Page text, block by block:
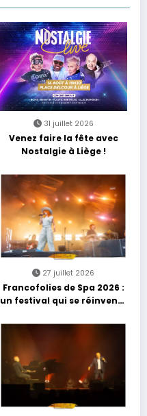
31 juillet 2026
Venez faire la fête avec
Nostalgie à Liège !
27 juillet 2026
Francofolies de Spa 2026 :
un festival qui se réinvente
grands moments de scène